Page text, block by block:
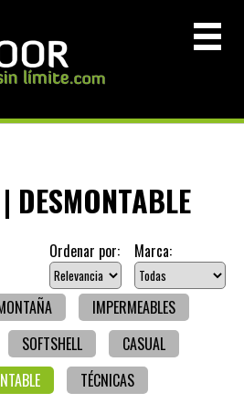
DESMONTABLE
Ordenar por: Marca:
IMPERMEABLES
SOFTSHELL
CASUAL
TÉCNICAS